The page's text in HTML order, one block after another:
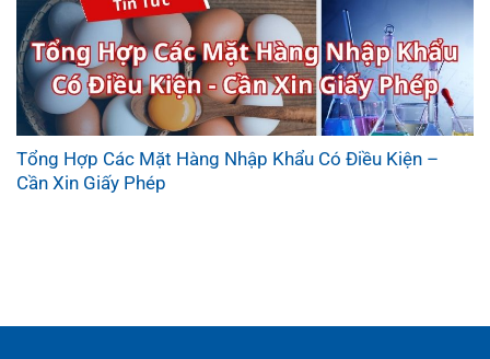
Tổng Hợp Các Mặt Hàng Nhập Khẩu Có Điều Kiện –
Cần Xin Giấy Phép